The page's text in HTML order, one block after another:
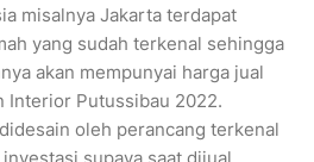
misalnya Jakarta terdapat
yang sudah terkenal sehingga
akan mempunyai harga jual
Interior Putussibau 2022.
oleh perancang terkenal